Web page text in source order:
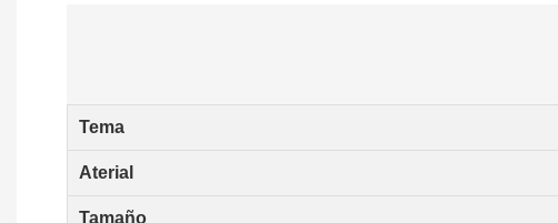
Tema
Aterial
Tamaño